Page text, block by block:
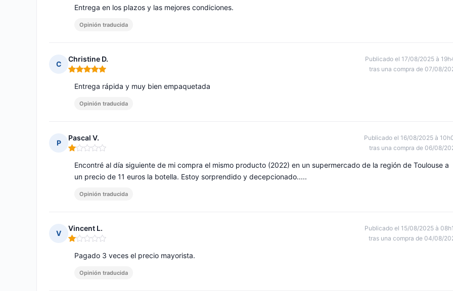
Entrega en los plazos y las mejores condiciones.
Opinión traducida
C
Christine D.
Nota: 5 de 5
Publicado el 17/08/2025 à
tras una compra de 07/08/
Entrega rápida y muy bien empaquetada
Opinión traducida
P
Pascal V.
Nota: 1 de 5
Publicado el 16/08/2025 à
tras una compra de 06/08/
Encontré al día siguiente de mi compra el mismo producto (2022) en un supermercado de la región de Toulouse a
un precio de 11 euros la botella. Estoy sorprendido y decepcionado.....
Opinión traducida
V
Vincent L.
Nota: 1 de 5
Publicado el 15/08/2025 à
tras una compra de 04/08/
Pagado 3 veces el precio mayorista.
Opinión traducida